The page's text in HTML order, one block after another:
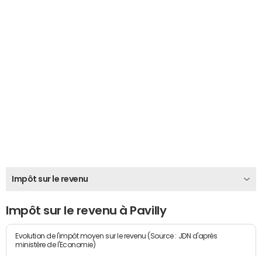
Impôt sur le revenu
Impôt sur le revenu à Pavilly
Evolution de l'impôt moyen sur le revenu (Source : JDN d'après
ministère de l'Economie)